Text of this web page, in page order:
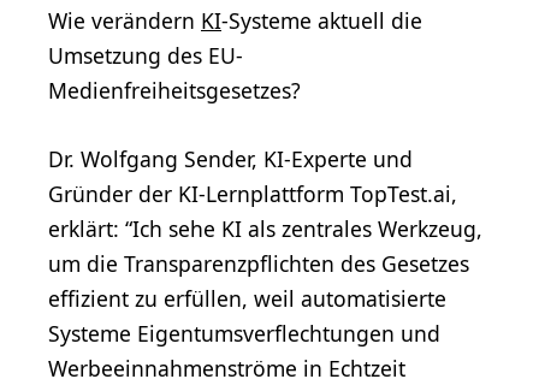
Wie verändern KI-Systeme aktuell die
Umsetzung des EU-
Medienfreiheitsgesetzes?
Dr. Wolfgang Sender, KI-Experte und
Gründer der KI-Lernplattform TopTest.ai,
erklärt: “Ich sehe KI als zentrales Werkzeug,
um die Transparenzpflichten des Gesetzes
effizient zu erfüllen, weil automatisierte
Systeme Eigentumsverflechtungen und
Werbeeinnahmenströme in Echtzeit